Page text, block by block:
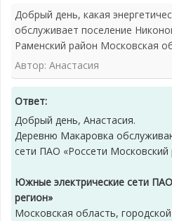
Добрый день, какая
обслуживает поселение
Раменский район Московская
Автор: Анастасия
Ответ:
Добрый день, Анастасия.
Деревню Макаровка
сети ПАО «Россети Московский
Южные электрические сети
регион»
Московская область,